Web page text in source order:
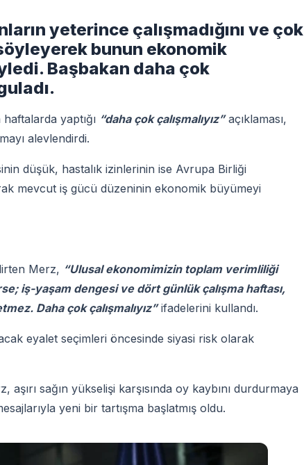
yeterince çalışmadığını ve çok
bunun ekonomik
Başbakan daha çok
yaptığı “daha çok çalışmalıyız”açıklaması,
alevlendirdi.
düşük, hastalık izinlerinin ise Avrupa Birliği
mevcut iş gücü düzeninin ekonomik büyümeyi
Merz, “Ulusal ekonomimizin toplam verimliliği
iş-yaşam dengesi ve dört günlük çalışma haftası,
Daha çok çalışmalıyız”ifadelerini kullandı.
eyalet seçimleri öncesinde siyasi risk olarak
sağın yükselişi karşısında oy kaybını durdurmaya
yeni bir tartışma başlatmış oldu.